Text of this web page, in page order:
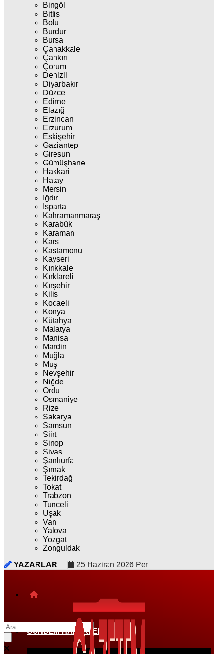
Bingöl
Bitlis
Bolu
Burdur
Bursa
Çanakkale
Çankırı
Çorum
Denizli
Diyarbakır
Düzce
Edirne
Elazığ
Erzincan
Erzurum
Eskişehir
Gaziantep
Giresun
Gümüşhane
Hakkari
Hatay
Mersin
Iğdır
Isparta
Kahramanmaraş
Karabük
Karaman
Kars
Kastamonu
Kayseri
Kırıkkale
Kırklareli
Kırşehir
Kilis
Kocaeli
Konya
Kütahya
Malatya
Manisa
Mardin
Muğla
Muş
Nevşehir
Niğde
Ordu
Osmaniye
Rize
Sakarya
Samsun
Siirt
Sinop
Sivas
Şanlıurfa
Şırnak
Tekirdağ
Tokat
Trabzon
Tunceli
Uşak
Van
Yalova
Yozgat
Zonguldak
YAZARLAR
25 Haziran 2026 Per
GÜNDEM HABERLERI